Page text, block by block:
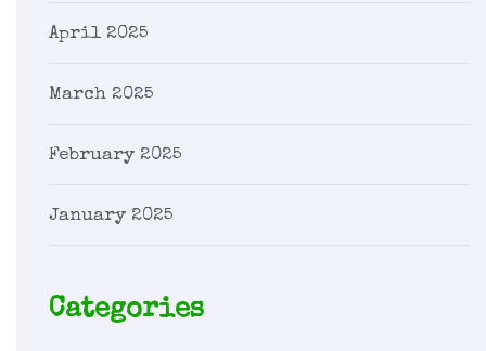
April 2025
March 2025
February 2025
January 2025
Categories